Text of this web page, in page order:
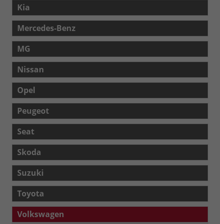
Kia
Mercedes-Benz
MG
Nissan
Opel
Peugeot
Seat
Skoda
Suzuki
Toyota
Volkswagen